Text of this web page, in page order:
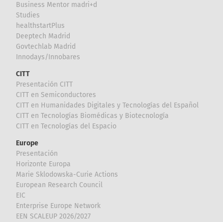
Business Mentor madri+d
Studies
healthstartPlus
Deeptech Madrid
Govtechlab Madrid
Innodays/Innobares
CITT
Presentación CITT
CITT en Semiconductores
CITT en Humanidades Digitales y Tecnologías del Español
CITT en Tecnologías Biomédicas y Biotecnología
CITT en Tecnologías del Espacio
Europe
Presentación
Horizonte Europa
Marie Sklodowska-Curie Actions
European Research Council
EIC
Enterprise Europe Network
EEN SCALEUP 2026/2027